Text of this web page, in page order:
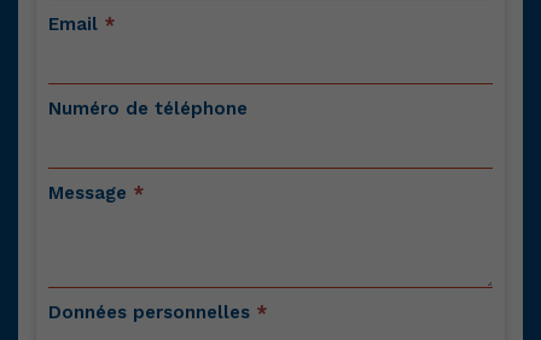
Email *
Numéro de téléphone
Message *
Données personnelles *